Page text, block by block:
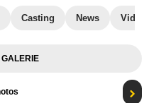
Casting News